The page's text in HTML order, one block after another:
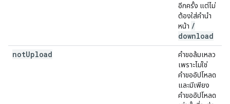
อีกครั้ง แต่ไม่
ต้องใส่คำนำ
หน้า /
download
notUpload
คำขอล้มเหลว
เพราะไม่ใช่
คำขออัปโหลด
และมีเพียง
คำขออัปโหลด